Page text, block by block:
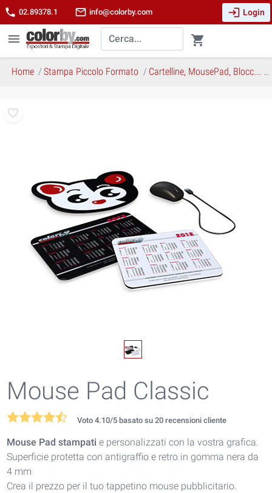
phone 02.89378.1 mail_outline info@colorby.com login Login
menu shopping_cart
Home Stampa Piccolo Formato Cartelline, MousePad, Blocc...
Mouse Pad Classic
Voto 4.10/5 basato su 20 recensioni cliente
Mouse Pad stampati e personalizzati con la vostra grafica.
Superficie protetta con antigraffio e retro in gomma nera da
4 mm
Crea il prezzo per il tuo tappetino mouse pubblicitario.